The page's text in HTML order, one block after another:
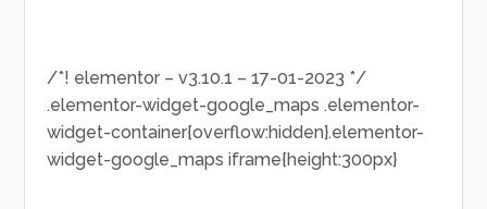
/*! elementor – v3.10.1 – 17-01-2023 */
.elementor-widget-google_maps .elementor-
widget-container{overflow:hidden}.elementor-
widget-google_maps iframe{height:300px}